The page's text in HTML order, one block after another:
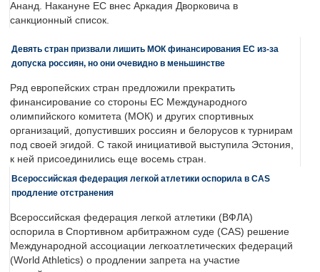
Ананд. Накануне ЕС внес Аркадия Дворковича в
санкционный список.
Девять стран призвали лишить МОК финансирования ЕС из-за
допуска россиян, но они очевидно в меньшинстве
Ряд европейских стран предложили прекратить
финансирование со стороны ЕС Международного
олимпийского комитета (МОК) и других спортивных
организаций, допустивших россиян и белорусов к турнирам
под своей эгидой. С такой инициативой выступила Эстония,
к ней присоединились еще восемь стран.
Всероссийская федерация легкой атлетики оспорила в CAS
продление отстранения
Всероссийская федерация легкой атлетики (ВФЛА)
оспорила в Спортивном арбитражном суде (CAS) решение
Международной ассоциации легкоатлетических федераций
(World Athletics) о продлении запрета на участие